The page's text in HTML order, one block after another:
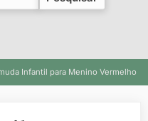
Infantil para Menino Vermelho